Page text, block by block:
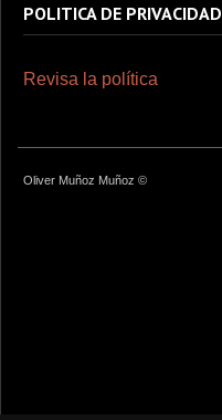
POLITICA DE PRIVACIDAD
Revisa la política
Oliver Muñoz Muñoz ©